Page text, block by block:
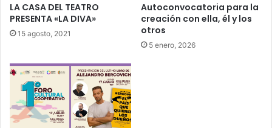
LA CASA DEL TEATRO
PRESENTA «LA DIVA»
15 agosto, 2021
Autoconvocatoria para la
creación con ella, él y los
otros
5 enero, 2026